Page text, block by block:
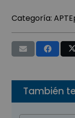
Categoría:
También